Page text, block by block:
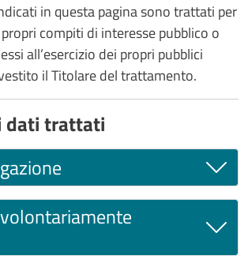
in questa pagina sono trattati per
compiti di interesse pubblico o
all’esercizio dei propri pubblici
il Titolare del trattamento.
dati trattati